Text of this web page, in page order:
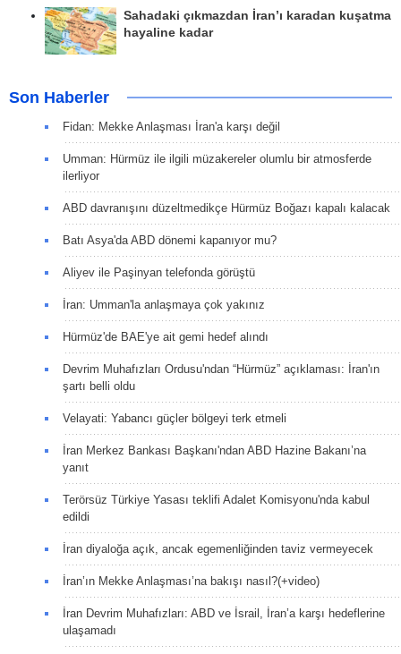
Sahadaki çıkmazdan İran’ı karadan kuşatma
hayaline kadar
Son Haberler
Fidan: Mekke Anlaşması İran'a karşı değil
Umman: Hürmüz ile ilgili müzakereler olumlu bir atmosferde
ilerliyor
ABD davranışını düzeltmedikçe Hürmüz Boğazı kapalı kalacak
Batı Asya'da ABD dönemi kapanıyor mu?
Aliyev ile Paşinyan telefonda görüştü
İran: Umman'la anlaşmaya çok yakınız
Hürmüz'de BAE'ye ait gemi hedef alındı
Devrim Muhafızları Ordusu'ndan “Hürmüz” açıklaması: İran'ın
şartı belli oldu
Velayati: Yabancı güçler bölgeyi terk etmeli
İran Merkez Bankası Başkanı'ndan ABD Hazine Bakanı’na
yanıt
Terörsüz Türkiye Yasası teklifi Adalet Komisyonu'nda kabul
edildi
İran diyaloğa açık, ancak egemenliğinden taviz vermeyecek
İran’ın Mekke Anlaşması’na bakışı nasıl?(+video)
İran Devrim Muhafızları: ABD ve İsrail, İran’a karşı hedeflerine
ulaşamadı